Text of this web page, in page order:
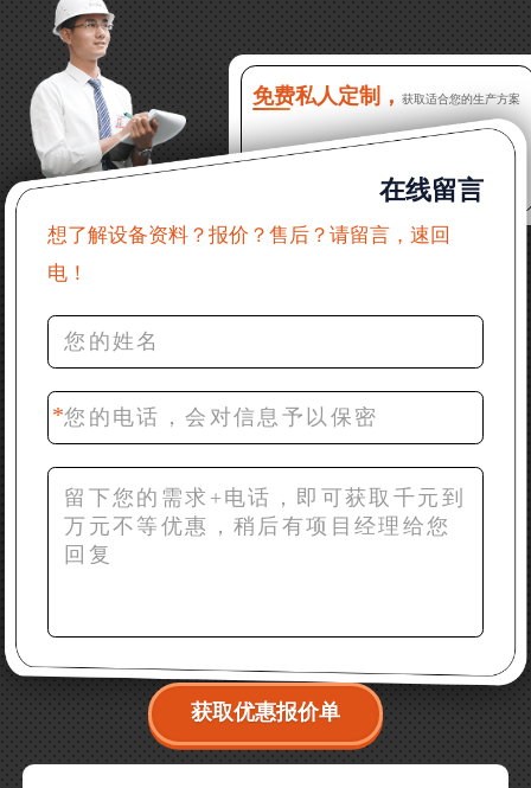
16分钟前 程先生：破碎生产线出个方案及报价，有什
么售后服务？
22分钟前 郑女士：想了解时产500吨锤破，加工石灰石
31分钟前 吴先生：成套石头破碎设备有吗？给个详细
产品资料
36分钟前 罗先生：每小时100吨左右的鄂破和反击破，
42分钟前 梁先生：膨润土磨到200目，用什么磨粉设
备？
免费私人定制， 获取适合您的生产方案
在线留言
想了解设备资料？报价？售后？请留言，速回
电！
获取优惠报价单